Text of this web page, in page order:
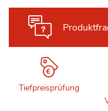
Tiefpreisprüfung